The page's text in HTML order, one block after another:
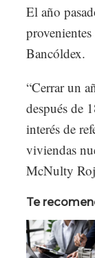
El año
Bancóldex.
“Cerrar un
después de
interés de
viviendas
McNulty
Te